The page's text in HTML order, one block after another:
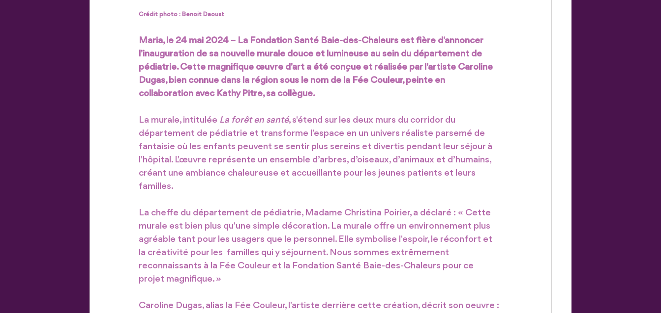
Crédit photo : Benoit Daoust
Maria, le 24 mai 2024 – La Fondation Santé Baie-des-Chaleurs est fière d'annoncer
l'inauguration de sa nouvelle murale douce et lumineuse au sein du département de
pédiatrie. Cette magnifique œuvre d'art a été conçue et réalisée par l'artiste Caroline
Dugas, bien connue dans la région sous le nom de la Fée Couleur, peinte en
collaboration avec Kathy Pitre, sa collègue.
La murale, intitulée La forêt en santé, s'étend sur les deux murs du corridor du
département de pédiatrie et transforme l'espace en un univers réaliste parsemé de
fantaisie où les enfants peuvent se sentir plus sereins et divertis pendant leur séjour à
l'hôpital. L'œuvre représente un ensemble d’arbres, d’oiseaux, d’animaux et d’humains,
créant une ambiance chaleureuse et accueillante pour les jeunes patients et leurs
familles.
La cheffe du département de pédiatrie, Madame Christina Poirier, a déclaré : « Cette
murale est bien plus qu'une simple décoration. La murale offre un environnement plus
agréable tant pour les usagers que le personnel. Elle symbolise l'espoir, le réconfort et
la créativité pour les  familles qui y séjournent. Nous sommes extrêmement
reconnaissants à la Fée Couleur et la Fondation Santé Baie-des-Chaleurs pour ce
projet magnifique. »
Caroline Dugas, alias la Fée Couleur, l'artiste derrière cette création, décrit son oeuvre :